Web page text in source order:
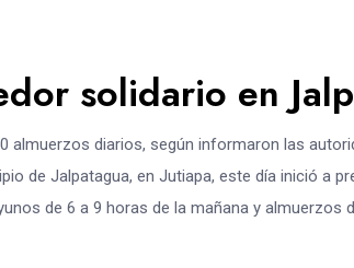
solidario en
almuerzos diarios, según informaron las
de Jalpatagua, en Jutiapa, este día inició a
de 6 a 9 horas de la mañana y almuerzos